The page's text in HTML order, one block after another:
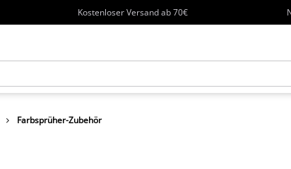
Kostenloser Versand ab 70€
Farbsprüher-Zubehör